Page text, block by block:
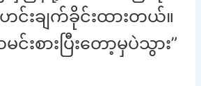
င်းချက်ခိုင်းထားတယ်။
းစားပြီးတော့မှပဲသွား”